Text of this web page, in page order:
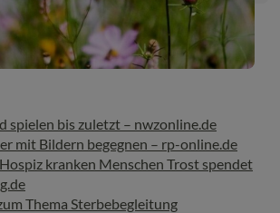
spielen bis zuletzt – nwzonline.de
mit Bildern begegnen – rp-online.de
kranken Menschen Trost spendet
Thema Sterbebegleitung